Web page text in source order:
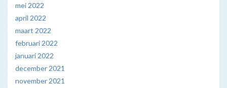
mei 2022
april 2022
maart 2022
februari 2022
januari 2022
december 2021
november 2021